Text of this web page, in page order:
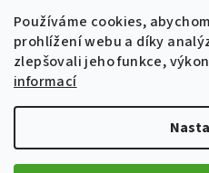
Používáme cookies,
prohlížení webu a díky
zlepšovali jeho funkce,
informací
Tip
Poslední kus